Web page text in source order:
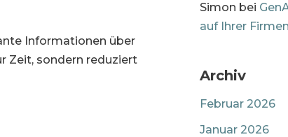
Informationen über
Zeit, sondern reduziert
Simon bei
auf Ihrer
Archiv
Februar 2026
Januar 2026